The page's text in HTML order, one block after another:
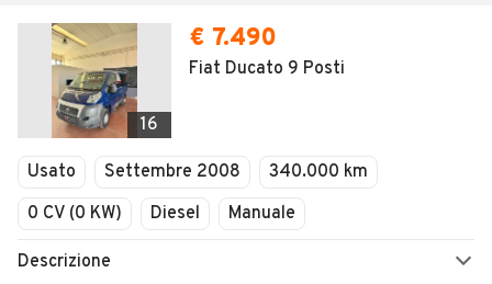
16
€ 7.490
Fiat Ducato 9 Posti
Usato Settembre 2008
340.000 km
0 CV (0 KW)
Diesel Manuale
Descrizione